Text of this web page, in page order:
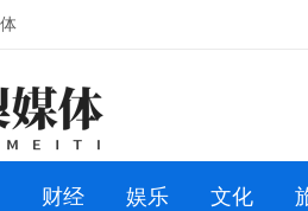
财经 娱乐 文化